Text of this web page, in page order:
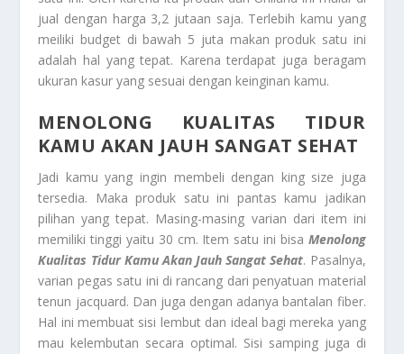
jual dengan harga 3,2 jutaan saja. Terlebih kamu yang
meiliki budget di bawah 5 juta makan produk satu ini
adalah hal yang tepat. Karena terdapat juga beragam
ukuran kasur yang sesuai dengan keinginan kamu.
MENOLONG KUALITAS TIDUR
KAMU AKAN JAUH SANGAT SEHAT
Jadi kamu yang ingin membeli dengan king size juga
tersedia. Maka produk satu ini pantas kamu jadikan
pilihan yang tepat. Masing-masing varian dari item ini
memiliki tinggi yaitu 30 cm. Item satu ini bisa Menolong
Kualitas Tidur Kamu Akan Jauh Sangat Sehat. Pasalnya,
varian pegas satu ini di rancang dari penyatuan material
tenun jacquard. Dan juga dengan adanya bantalan fiber.
Hal ini membuat sisi lembut dan ideal bagi mereka yang
mau kelembutan secara optimal. Sisi samping juga di